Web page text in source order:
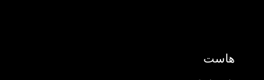
هاست